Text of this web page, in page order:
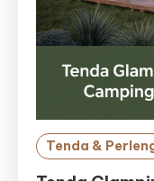
Tenda &